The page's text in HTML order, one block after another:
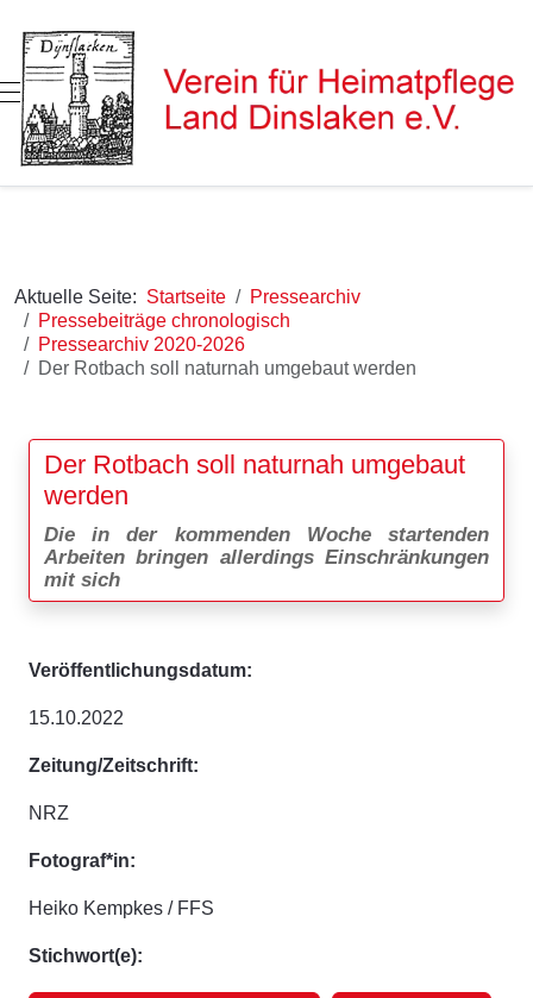
Mobile Menu Toggle
Aktuelle Seite: Startseite
Pressearchiv
Pressebeiträge chronologisch
Pressearchiv 2020-2026
Der Rotbach soll naturnah umgebaut werden
Der Rotbach soll naturnah umgebaut
werden
Die in der kommenden Woche startenden
Arbeiten bringen allerdings Einschränkungen
mit sich
Veröffentlichungsdatum:
15.10.2022
Zeitung/Zeitschrift:
NRZ
Fotograf*in:
Heiko Kempkes / FFS
Stichwort(e):